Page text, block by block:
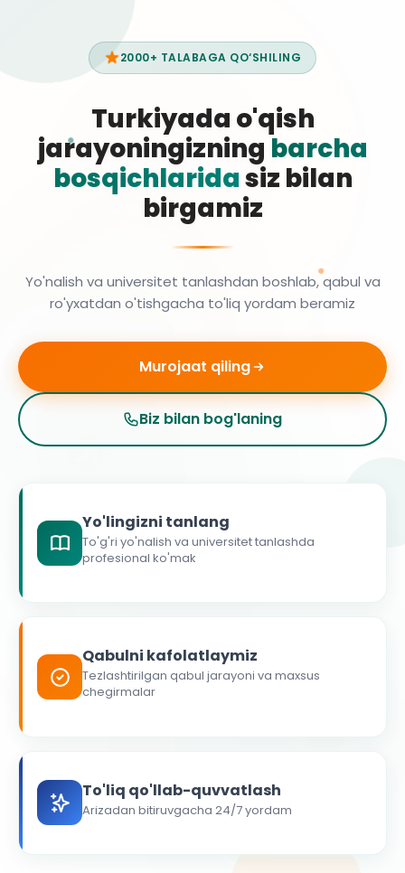
2000+ TALABAGA QO‘SHILING
Turkiyada o'qish
jarayoningizning barcha
bosqichlaridasiz bilan
birgamiz
Yo'nalish va universitet tanlashdan boshlab, qabul va
ro'yxatdan o'tishgacha to'liq yordam beramiz
Murojaat qiling
Biz bilan bog'laning
Yo'lingizni tanlang
To'g'ri yo'nalish va universitet tanlashda
profesional ko'mak
Qabulni kafolatlaymiz
Tezlashtirilgan qabul jarayoni va maxsus
chegirmalar
To'liq qo'llab-quvvatlash
Arizadan bitiruvgacha 24/7 yordam